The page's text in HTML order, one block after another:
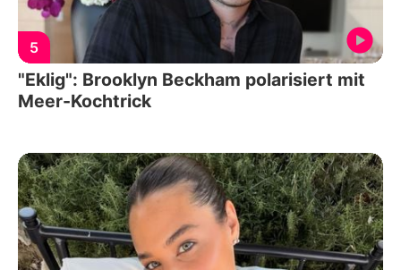
5
"Eklig": Brooklyn Beckham polarisiert mit
Meer-Kochtrick